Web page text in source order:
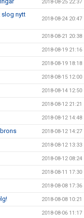
2018-08-25 22:37
slog nytt
2018-08-24 20:47
2018-08-21 20:38
2018-08-19 21:16
2018-08-19 18:18
2018-08-15 12:00
2018-08-14 12:50
2018-08-12 21:21
2018-08-12 14:48
2018-08-12 14:27
2018-08-12 13:33
2018-08-12 08:24
2018-08-11 17:30
2018-08-08 17:36
2018-08-08 10:21
2018-08-06 11:17